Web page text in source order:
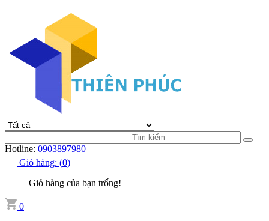
Hotline: 0903897980
Giỏ hàng: (0)
Giỏ hàng của bạn trống!
0